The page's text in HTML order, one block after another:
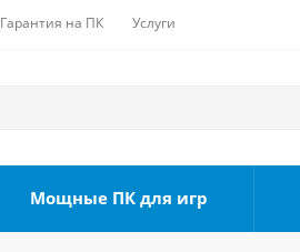
Гарантия на ПК Услуги
Мощные ПК для игр